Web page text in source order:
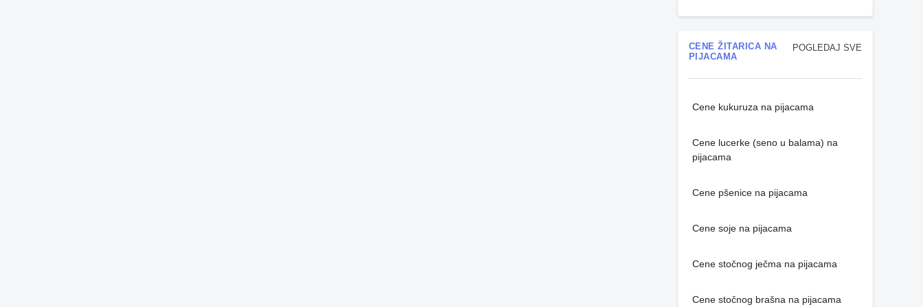
POGLEDAJ SVE
CENE ŽITARICA NA
PIJACAMA
Cene kukuruza na pijacama
Cene lucerke (seno u balama) na
pijacama
Cene pšenice na pijacama
Cene soje na pijacama
Cene stočnog ječma na pijacama
Cene stočnog brašna na pijacama